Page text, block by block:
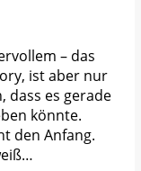
– das
ist aber nur
dass es gerade
könnte.
den Anfang.